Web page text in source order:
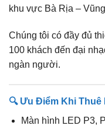
khu vực Bà Rịa –
Chúng tôi có đầy đủ
100 khách đến đại
ngàn người.
🔍 Ưu Điểm Khi Thuê
Màn hình LED P3,